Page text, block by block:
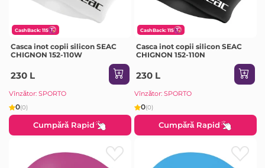
CashBack: 115
Casca inot copii silicon SEAC
CHIGNON 152-110W
230 L
Vînzător: SPORTO
0(0)
Cumpără Rapid
CashBack: 115
Casca inot copii silicon SEAC
CHIGNON 152-110N
230 L
Vînzător: SPORTO
0(0)
Cumpără Rapid